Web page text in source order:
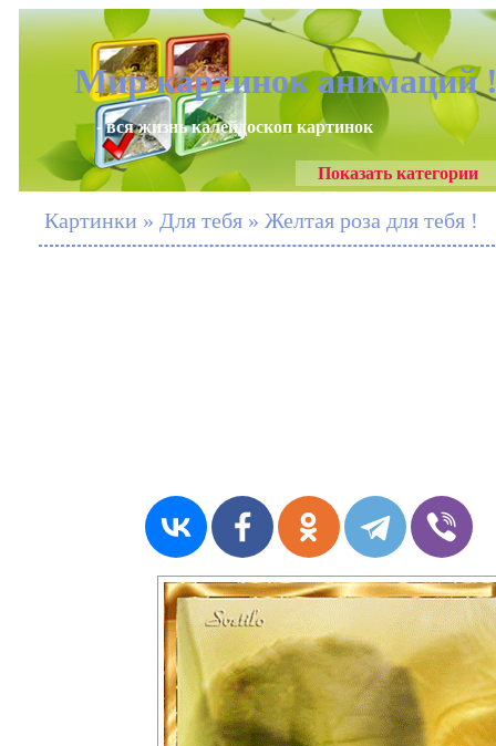
Мир картинок анимаций
- вся жизнь калейдоскоп картинок
Показать категории
Картинки » Для тебя » Желтая роза для тебя !